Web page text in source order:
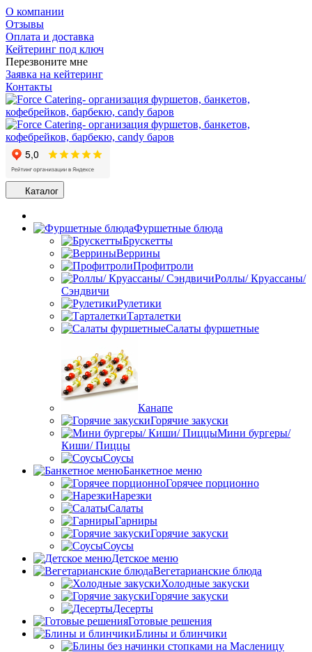
О компании
Отзывы
Оплата и доставка
Кейтеринг под ключ
Перезвоните мне
Заявка на кейтеринг
Контакты
Каталог
Фуршетные блюда
Брускетты
Веррины
Профитроли
Роллы/ Круассаны/
Сэндвичи
Рулетики
Тарталетки
Салаты фуршетные
Канапе
Горячие закуски
Мини бургеры/
Киши/ Пиццы
Соусы
Банкетное меню
Горячее порционно
Нарезки
Салаты
Гарниры
Горячие закуски
Соусы
Детское меню
Вегетарианские блюда
Холодные закуски
Горячие закуски
Десерты
Готовые решения
Блины и блинчики